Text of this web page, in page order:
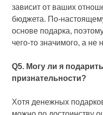
зависит от ваших
бюджета. По-
основе подарка,
чего-то значимого, а не
Q5. Могу ли я
признательности?
Хотя денежных